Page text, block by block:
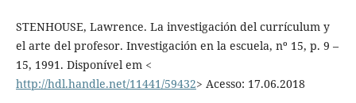
STENHOUSE, Lawrence. La investigación del currículum y
el arte del profesor. Investigación en la escuela, nº 15, p. 9 –
15, 1991. Disponível em <
http://hdl.handle.net/11441/59432> Acesso: 17.06.2018